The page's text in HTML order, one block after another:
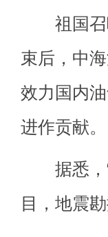
祖国召唤
束后，中
效力国内
进作贡献。
据悉，“
目，地震